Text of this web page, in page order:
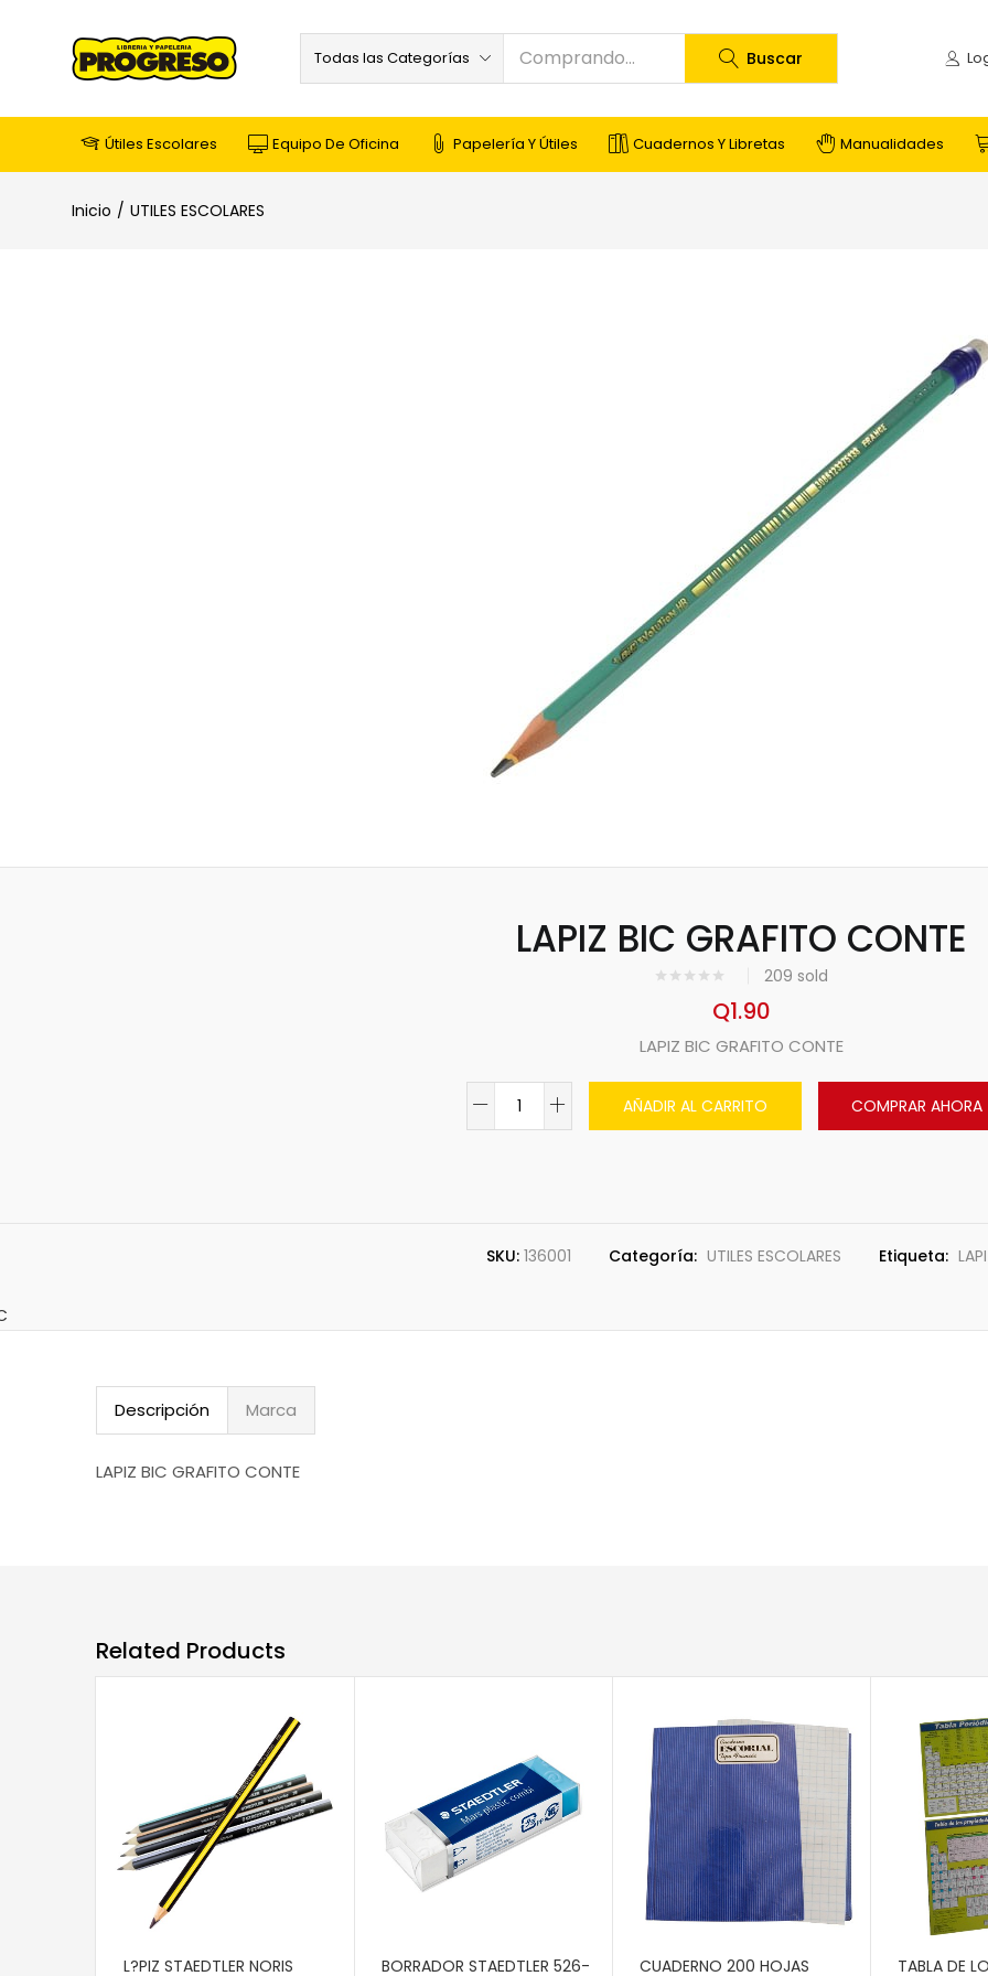
Todas las Categorías Buscar
Útiles Escolares Equipo De Oficina Papelería Y Útiles Cuadernos Y Libretas Manualidades
Inicio UTILES ESCOLARES
LAPIZ BIC GRAFITO CONTE
209 sold
Q1.90
LAPIZ BIC GRAFITO CONTE
AÑADIR AL CARRITO COMPRAR AHORA
SKU: 136001 Categoría: UTILES ESCOLARES Etiqueta:
Descripción Marca
LAPIZ BIC GRAFITO CONTE
Related Products
L?PIZ STAEDTLER NORIS BORRADOR STAEDTLER 526- CUADERNO 200 HOJAS
AÑADIR AL
TABLA DE